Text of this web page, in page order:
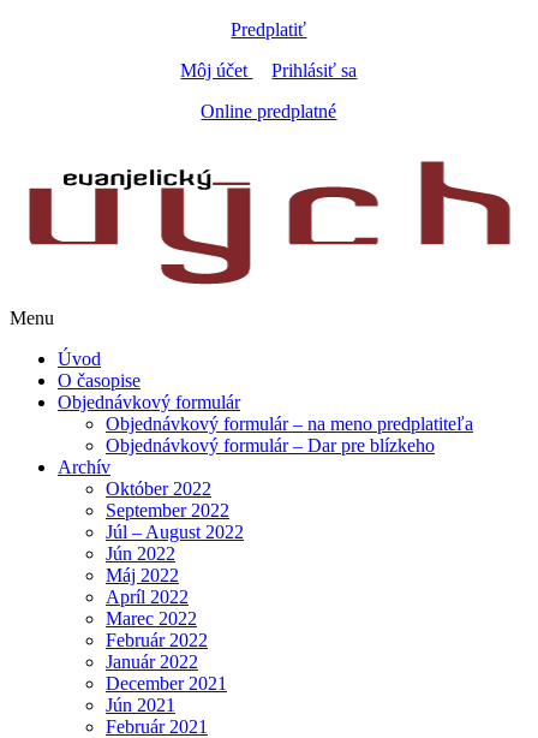
Predplatiť
Môj účet
Prihlásiť sa
Online predplatné
Menu
Úvod
O časopise
Objednávkový formulár
Objednávkový formulár – na meno predplatiteľa
Objednávkový formulár – Dar pre blízkeho
Archív
Október 2022
September 2022
Júl – August 2022
Jún 2022
Máj 2022
Apríl 2022
Marec 2022
Február 2022
Január 2022
December 2021
Jún 2021
Február 2021